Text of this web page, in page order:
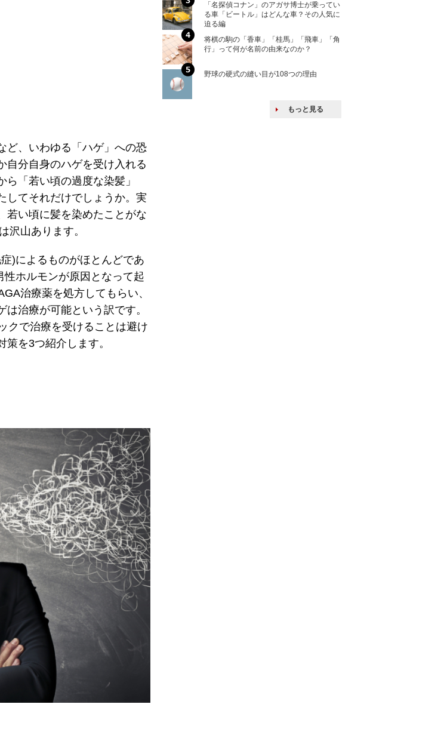
ど、いわゆる「ハゲ」への恐
自分自身のハゲを受け入れる
「若い頃の過度な染髪」
してそれだけでしょうか。実
若い頃に髪を染めたことがな
沢山あります。
)によるものがほとんどであ
ホルモンが原因となって起
治療薬を処方してもらい、
治療が可能という訳です。
クで治療を受けることは避け
を3つ紹介します。
「名探偵コナン」のアガサ博士が乗ってい
る車「ビートル」はどんな車？その人気に
迫る編
将棋の駒の「香車」「桂馬」「飛車」「角
行」って何が名前の由来なのか？
野球の硬式の縫い目が108つの理由
もっと見る